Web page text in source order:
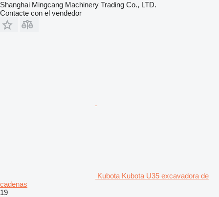
Shanghai Mingcang Machinery Trading Co., LTD.
Contacte con el vendedor
Kubota Kubota U35 excavadora de
cadenas
19